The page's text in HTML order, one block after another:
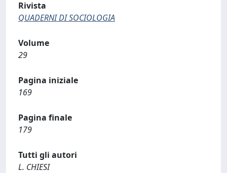
Rivista
QUADERNI DI SOCIOLOGIA
Volume
29
Pagina iniziale
169
Pagina finale
179
Tutti gli autori
L. CHIESI